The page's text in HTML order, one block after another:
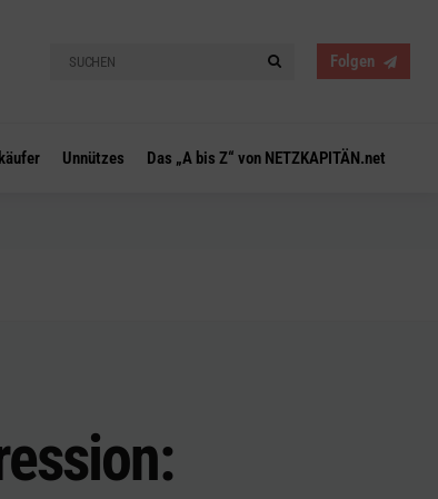
for:
Folgen
Unnützes Das „A bis Z“ von NETZKAPITÄN.net